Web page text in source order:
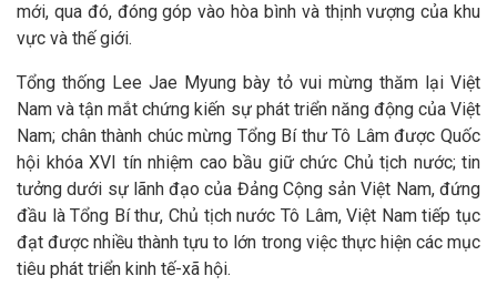
mới, qua đó, đóng góp vào hòa bình và thịnh vượng của khu
vực và thế giới.
Tổng thống Lee Jae Myung bày tỏ vui mừng thăm lại Việt
Nam và tận mắt chứng kiến sự phát triển năng động của Việt
Nam; chân thành chúc mừng Tổng Bí thư Tô Lâm được Quốc
hội khóa XVI tín nhiệm cao bầu giữ chức Chủ tịch nước; tin
tưởng dưới sự lãnh đạo của Đảng Cộng sản Việt Nam, đứng
đầu là Tổng Bí thư, Chủ tịch nước Tô Lâm, Việt Nam tiếp tục
đạt được nhiều thành tựu to lớn trong việc thực hiện các mục
tiêu phát triển kinh tế-xã hội.